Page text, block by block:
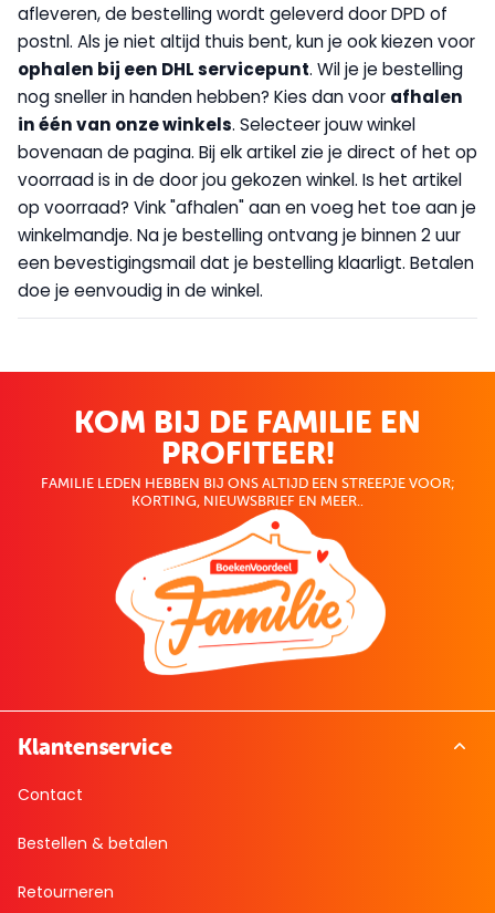
afleveren, de bestelling wordt geleverd door DPD of
postnl. Als je niet altijd thuis bent, kun je ook kiezen voor
ophalen bij een DHL servicepunt. Wil je je bestelling
nog sneller in handen hebben? Kies dan voor afhalen
in één van onze winkels. Selecteer jouw winkel
bovenaan de pagina. Bij elk artikel zie je direct of het op
voorraad is in de door jou gekozen winkel. Is het artikel
op voorraad? Vink "afhalen" aan en voeg het toe aan je
winkelmandje. Na je bestelling ontvang je binnen 2 uur
een bevestigingsmail dat je bestelling klaarligt. Betalen
doe je eenvoudig in de winkel.
KOM BIJ DE FAMILIE EN
PROFITEER!
FAMILIE LEDEN HEBBEN BIJ ONS ALTIJD EEN STREEPJE VOOR;
KORTING, NIEUWSBRIEF EN MEER..
Klantenservice
Contact
Bestellen & betalen
Retourneren